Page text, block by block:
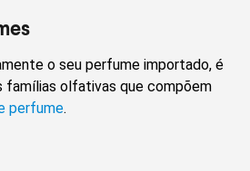
o seu perfume importado, é
famílias olfativas que compõem
perfume.